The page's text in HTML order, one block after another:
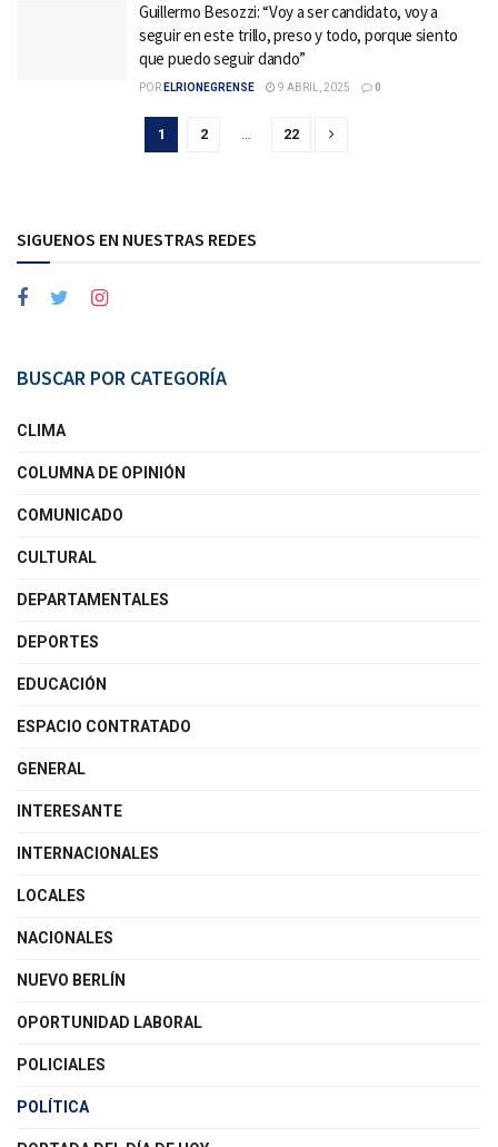
Guillermo Besozzi: “Voy a ser candidato, voy a
seguir en este trillo, preso y todo, porque siento
que puedo seguir dando”
POR ELRIONEGRENSE 9 ABRIL, 2025 0
1 2 … 22
SIGUENOS EN NUESTRAS REDES
BUSCAR POR CATEGORÍA
CLIMA
COLUMNA DE OPINIÓN
COMUNICADO
CULTURAL
DEPARTAMENTALES
DEPORTES
EDUCACIÓN
ESPACIO CONTRATADO
GENERAL
INTERESANTE
INTERNACIONALES
LOCALES
NACIONALES
NUEVO BERLÍN
OPORTUNIDAD LABORAL
POLICIALES
POLÍTICA